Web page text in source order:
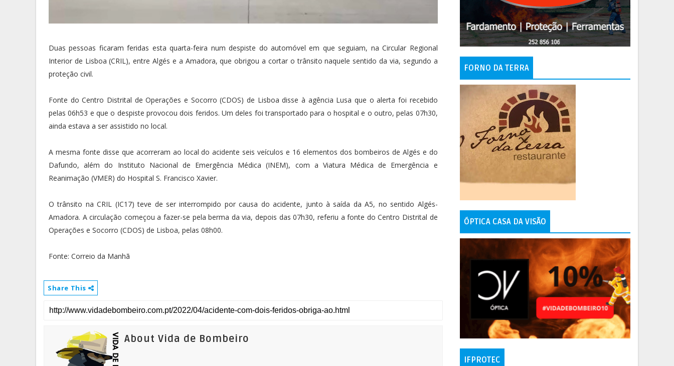
Duas pessoas ficaram feridas esta quarta-feira num despiste do automóvel em que seguiam, na Circular Regional
Interior de Lisboa (CRIL), entre Algés e a Amadora, que obrigou a cortar o trânsito naquele sentido da via, segundo a
proteção civil.
Fonte do Centro Distrital de Operações e Socorro (CDOS) de Lisboa disse à agência Lusa que o alerta foi recebido
pelas 06h53 e que o despiste provocou dois feridos. Um deles foi transportado para o hospital e o outro, pelas 07h30,
ainda estava a ser assistido no local.
A mesma fonte disse que acorreram ao local do acidente seis veículos e 16 elementos dos bombeiros de Algés e do
Dafundo, além do Instituto Nacional de Emergência Médica (INEM), com a Viatura Médica de Emergência e
Reanimação (VMER) do Hospital S. Francisco Xavier.
O trânsito na CRIL (IC17) teve de ser interrompido por causa do acidente, junto à saída da A5, no sentido Algés-
Amadora. A circulação começou a fazer-se pela berma da via, depois das 07h30, referiu a fonte do Centro Distrital de
Operações e Socorro (CDOS) de Lisboa, pelas 08h00.
Fonte: Correio da Manhã
Share This
About Vida de Bombeiro
FORNO DA TERRA
ÓPTICA CASA DA VISÃO
IFPROTEC